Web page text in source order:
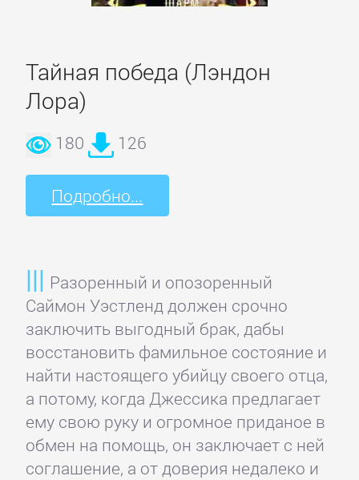
Тайная победа (Лэндон
Лора)
180 126
Подробно...
Разоренный и опозоренный
Саймон Уэстленд должен срочно
заключить выгодный брак, дабы
восстановить фамильное состояние и
найти настоящего убийцу своего отца,
а потому, когда Джессика предлагает
ему свою руку и огромное приданое в
обмен на помощь, он заключает с ней
соглашение, а от доверия недалеко и
Кинематограф,
театр
Критика
КЛАССИКА
Древневосточная
литература
Зарубежная
классика
Классическая
проза